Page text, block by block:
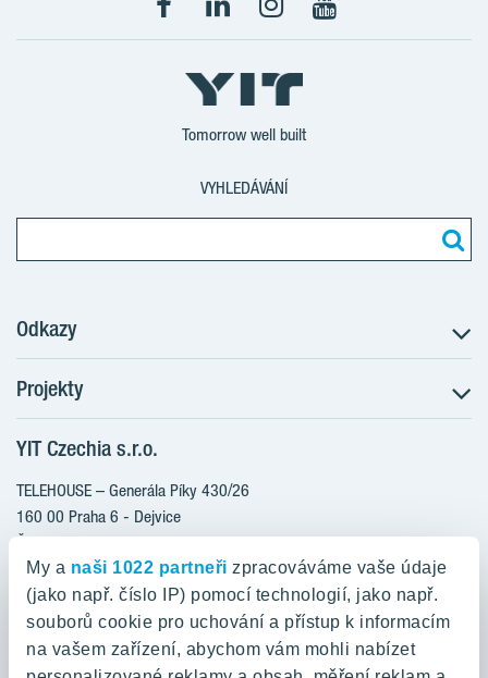
My a naši 1022 partneři zpracováváme vaše údaje
(jako např. číslo IP) pomocí technologií, jako např.
souborů cookie pro uchování a přístup k informacím
na vašem zařízení, abychom vám mohli nabízet
Tomorrow well built
VYHLEDÁVÁNÍ
Odkazy
Postup koupě
Klientské změny
Aktuality
Blog
Kariéra
O nás
YIT PLUS
Projekty
RANTA Barrandov III
RANTA Barrandov IV
TOIVO Roztyly II
KALEVALA
VIRTA Kladno
KATTILA Kamýk
YIT Czechia s.r.o.
TELEHOUSE – Generála Píky 430/26
160 00 Praha 6 - Dejvice
Česká republika
800 200 666
domov@yit.cz